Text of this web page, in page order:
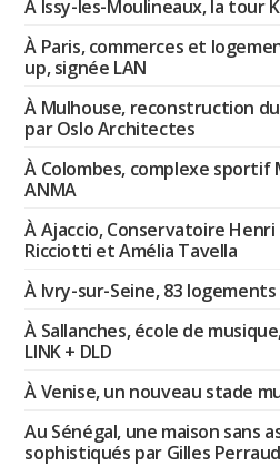
À Issy-les-Moulineaux, la tour
À Paris, commerces et
up, signée LAN
À Mulhouse, reconstruction
par Oslo Architectes
À Colombes, complexe sportif
ANMA
À Ajaccio, Conservatoire Henri
Ricciotti et Amélia Tavella
À Ivry-sur-Seine, 83
À Sallanches, école de
LINK + DLD
À Venise, un nouveau stade
Au Sénégal, une maison sans
sophistiqués par Gilles